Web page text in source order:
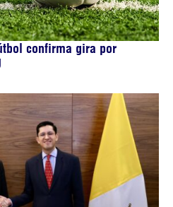
confirma gira por